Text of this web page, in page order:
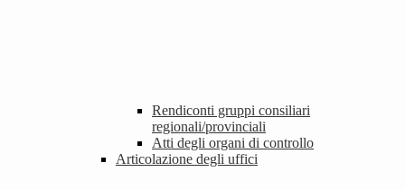
Rendiconti gruppi consiliari
regionali/provinciali
Atti degli organi di controllo
Articolazione degli uffici